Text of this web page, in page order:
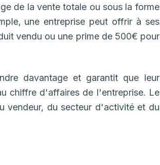
de la vente totale ou sous la forme
une entreprise peut offrir à ses
vendu ou une prime de 500€ pour
davantage et garantit que leur
chiffre d'affaires de l'entreprise. Le
vendeur, du secteur d'activité et du